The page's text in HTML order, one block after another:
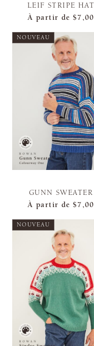
LEIF STRIPE HAT
À partir de $7,00
NOUVEAU
GUNN SWEATER
À partir de $7,00
NOUVEAU